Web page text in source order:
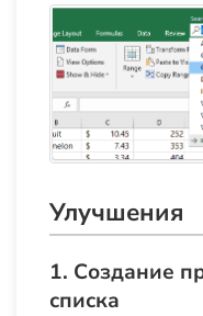
Улучшения
1. Создание
списка